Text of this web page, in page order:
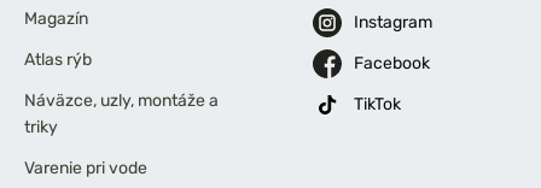
Magazín
Atlas rýb
Náväzce, uzly, montáže a
triky
Varenie pri vode
Instagram
Facebook
TikTok